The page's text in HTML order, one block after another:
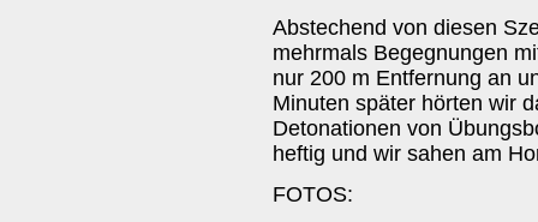
Abstechend von diesen
mehrmals Begegnungen
nur 200 m Entfernung an
Minuten später hörten wir
Detonationen von
heftig und wir sahen am
FOTOS: